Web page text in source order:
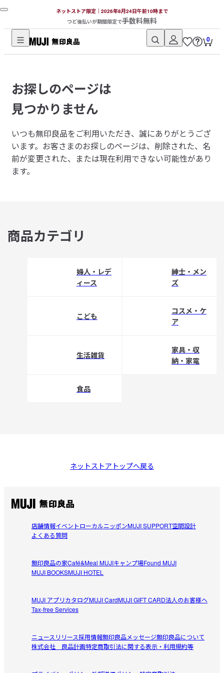
ネットストア限定｜2026年8月24日午前10時まで
つど後払いが期間限定で手数料無料
無
品
ネ
ッ
ト
ス
ト
ア
0
お探しのページは
見つかりません
いつも無印良品をご利用いただき、誠にありがとうござ
います。 お客さまのお探しのページは、削除された、名
前が変更された、または現在利用できない可能性があり
ます。
商品カテゴリ
婦人・レデ
ィース
紳士・メン
ズ
こども
コスメ・ケ
ア
生活雑貨
家具・収
納・家電
食品
ネットストアトップへ戻る
店舗情報イベントローカルニッポンMUJI SUPPORT空間設計
よくある質問
無印良品の家Café&Meal MUJIキャンプ場Found MUJI
MUJI BOOKSMUJI HOTEL
MUJI アプリカタログMUJI CardMUJI GIFT CARD法人のお客様へ
Tax-free Services
ニュースリリース採用情報無印良品メッセージ無印良品について
株式会社 良品計画特定商取引法に関する表示・利用規約等